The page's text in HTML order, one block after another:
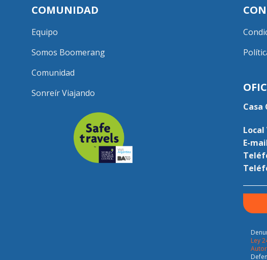
COMUNIDAD
Equipo
Somos Boomerang
Comunidad
Sonreír Viajando
Casa
E-
Ley